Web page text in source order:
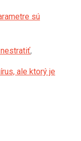
sú
nestratiť,
ale ktorý je